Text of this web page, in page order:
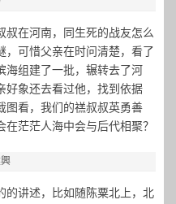
叔在河南，同生死的战友怎么
，可惜父亲在时问清楚，看了
海组建了一批，辗转去了河
好象还去看过他，找到依据
图看，我们的禚叔叔英勇善
茫茫人海中会与后代相聚？
的讲述，比如随陈粟北上，北